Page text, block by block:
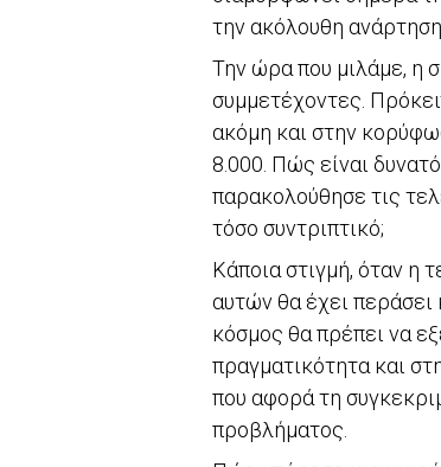
την ακόλουθη
Την ώρα που μιλάμε, η
συμμετέχοντες.
ακόμη και στην
8.000. Πώς είναι
παρακολούθησε τις
τόσο συντριπτικό;
Κάποια στιγμή, όταν η
αυτών θα έχει περάσει
κόσμος θα πρέπει να
πραγματικότητα και
που αφορά τη
προβλήματος.